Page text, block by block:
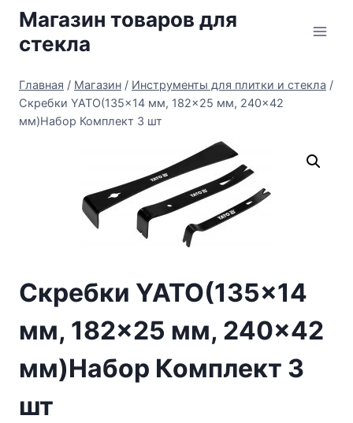
Перейти
содержимому
Магазин товаров для
стекла
Главная / Магазин / Инструменты для плитки и стекла /
Скребки YATO(135×14 мм, 182×25 мм, 240×42
мм)Набор Комплект 3 шт
Скребки YATO(135×14
мм, 182×25 мм, 240×42
мм)Набор Комплект 3
шт